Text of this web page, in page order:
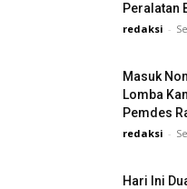
Peralatan
redaksi -
Masuk
Lomba
Pemdes
redaksi -
Hari Ini